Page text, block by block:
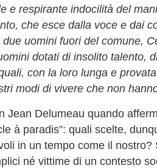
e respirante indocilità del
che esce dalla voce e dai
uomini fuori del comune,
dotati di insolito talento,
con la loro lunga e
modi di vivere che non
Jean Delumeau quando
à paradis”: quali scelte,
in un tempo come il nostro?
né vittime di un contesto